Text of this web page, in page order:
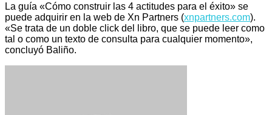
La guía «Cómo construir las 4 actitudes para el éxito» se
puede adquirir en la web de Xn Partners (xnpartners.com).
«Se trata de un doble click del libro, que se puede leer como
tal o como un texto de consulta para cualquier momento»,
concluyó Baliño.